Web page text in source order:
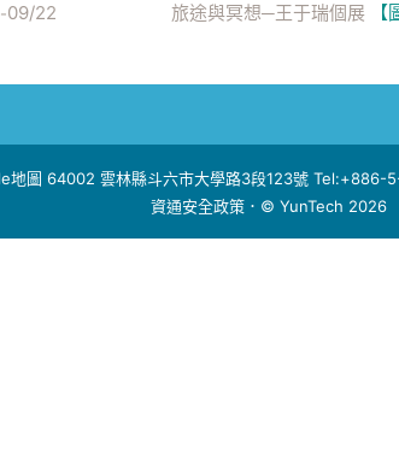
-09/22 旅途與冥想─王于瑞個展
地圖 64002 雲林縣斗六市大學路3段123號
資通安全政策 ．© YunTech 2026